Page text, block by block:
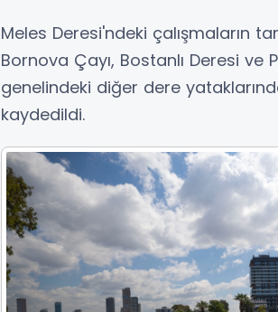
Meles Deresi'ndeki çalışmaların
Bornova Çayı, Bostanlı Deresi
genelindeki diğer dere
kaydedildi.